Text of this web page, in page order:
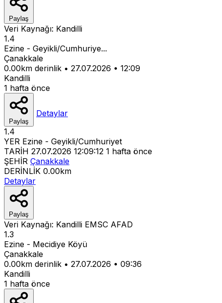
Paylaş
Veri Kaynağı: Kandilli
1.4
Ezine - Geyikli/Cumhuriye...
Çanakkale
0.00km derinlik • 27.07.2026 • 12:09
Kandilli
1 hafta önce
Paylaş
Detaylar
1.4
YER Ezine - Geyikli/Cumhuriyet
TARİH 27.07.2026 12:09:12 1 hafta önce
ŞEHİR Çanakkale
DERİNLİK 0.00km
Detaylar
Paylaş
Veri Kaynağı: Kandilli EMSC AFAD
1.3
Ezine - Mecidiye Köyü
Çanakkale
0.00km derinlik • 27.07.2026 • 09:36
Kandilli
1 hafta önce